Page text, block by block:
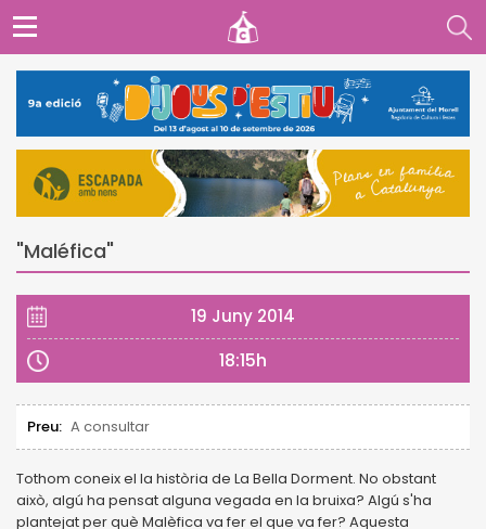
"Maléfica"
19 Juny 2014
18:15h
Preu: A consultar
Tothom coneix el la història de La Bella Dorment. No obstant
això, algú ha pensat alguna vegada en la bruixa? Algú s'ha
plantejat per què Malèfica va fer el que va fer? Aquesta